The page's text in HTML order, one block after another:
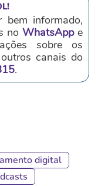
informado,
noWhatsAppe
sobre os
canais do
.
digital